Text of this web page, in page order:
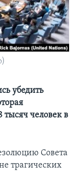
убедить
тысяч человек в
Совета
трагических